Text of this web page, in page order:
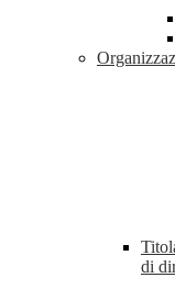
di